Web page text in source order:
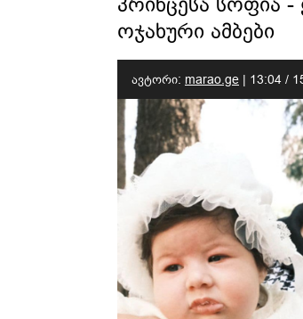
პრინცესა სოფია
ოჯახური ამბები
ავტორი: marao.ge | 13:04 /